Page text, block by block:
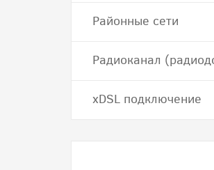
Районные сети
Радиоканал
хDSL подключение